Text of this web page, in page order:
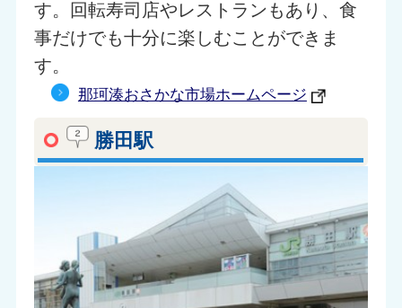
す。回転寿司店やレストランもあり、食
事だけでも十分に楽しむことができま
す。
那珂湊おさかな市場ホームページ
勝田駅